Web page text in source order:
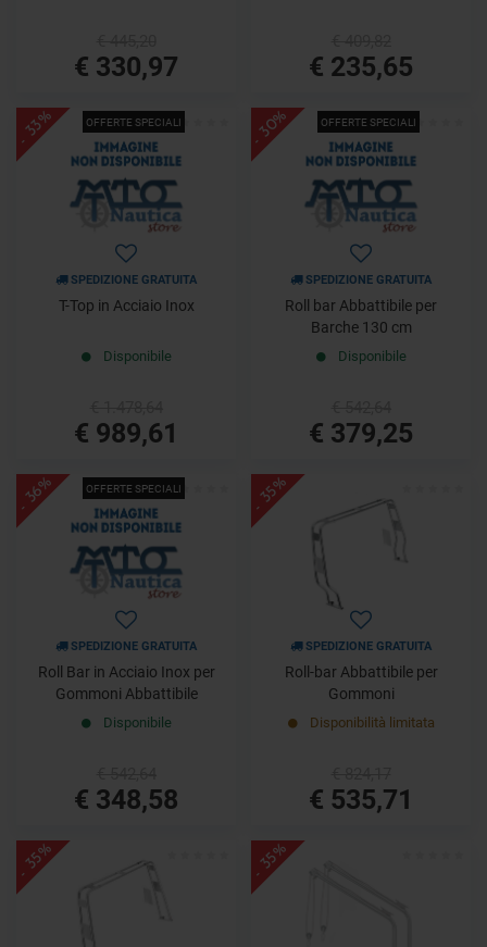
€ 330,97 € 235,65
OFFERTE SPECIALI
- 33%
SPEDIZIONE GRATUITA
T-Top in Acciaio Inox
Disponibile
€ 989,61
OFFERTE SPECIALI
- 30%
SPEDIZIONE GRATUITA
Roll bar Abbattibile per
Barche 130 cm
Disponibile
€ 379,25
OFFERTE SPECIALI
- 36%
SPEDIZIONE GRATUITA
Roll Bar in Acciaio Inox per
Gommoni Abbattibile
Disponibile
€ 348,58
- 35%
SPEDIZIONE GRATUITA
Roll-bar Abbattibile per
Gommoni
Disponibilità limitata
€ 535,71
- 35% - 35%